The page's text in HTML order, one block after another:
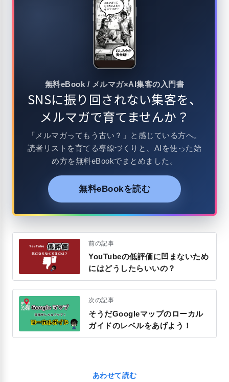
無料eBook / メルマガ×AI集客の入門書
SNSに振り回されない集客を、
メルマガで育てませんか？
「メルマガってもう古い？」と感じている方へ。
読者リストを育てる導線づくりと、AIを使った始
め方を無料eBookでまとめました。
無料eBookを読む
前の記事
YouTubeの低評価に凹まないため
にはどうしたらいいの？
次の記事
そうだGoogleマップのローカル
ガイドのレベルをあげよう！
あわせて読む